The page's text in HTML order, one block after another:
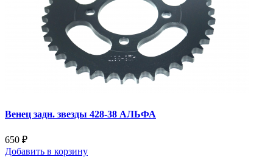
Венец задн. звезды 428-38 АЛЬФА
650 ₽
Добавить в корзину